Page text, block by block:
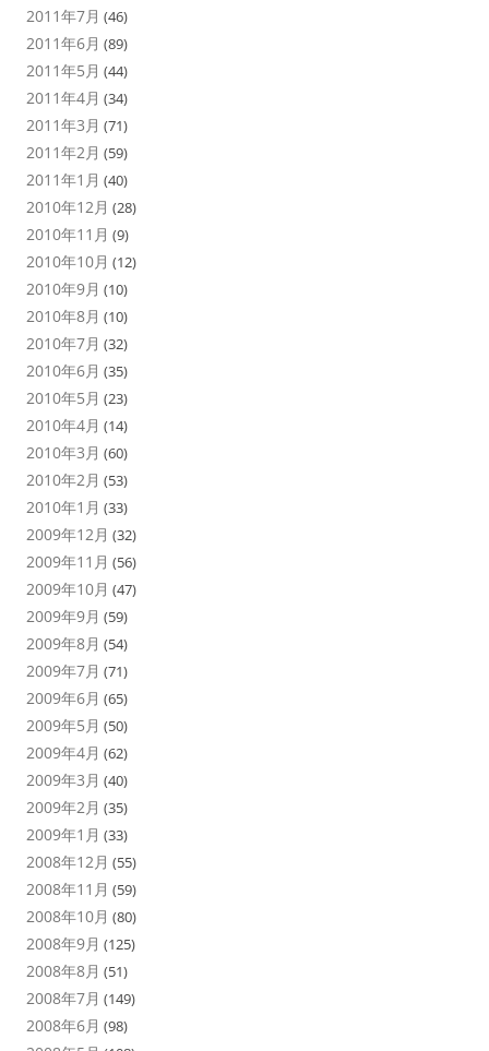
2011年7月 (46)
2011年6月 (89)
2011年5月 (44)
2011年4月 (34)
2011年3月 (71)
2011年2月 (59)
2011年1月 (40)
2010年12月 (28)
2010年11月 (9)
2010年10月 (12)
2010年9月 (10)
2010年8月 (10)
2010年7月 (32)
2010年6月 (35)
2010年5月 (23)
2010年4月 (14)
2010年3月 (60)
2010年2月 (53)
2010年1月 (33)
2009年12月 (32)
2009年11月 (56)
2009年10月 (47)
2009年9月 (59)
2009年8月 (54)
2009年7月 (71)
2009年6月 (65)
2009年5月 (50)
2009年4月 (62)
2009年3月 (40)
2009年2月 (35)
2009年1月 (33)
2008年12月 (55)
2008年11月 (59)
2008年10月 (80)
2008年9月 (125)
2008年8月 (51)
2008年7月 (149)
2008年6月 (98)